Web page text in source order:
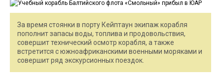
За время стоянки в порту Кейптаун экипаж корабля
пополнит запасы воды, топлива и продовольствия,
совершит технический осмотр корабля, а также
встретится с южноафриканскими военными моряками и
совершит ряд экскурсионных поездок.